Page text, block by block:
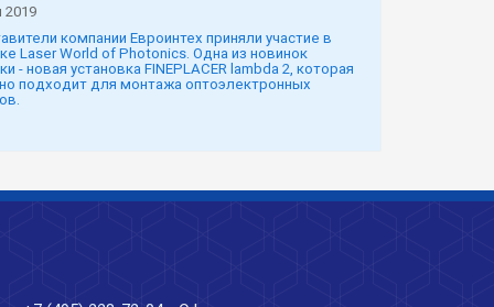
2019
компании Евроинтех приняли участие в
Laser World of Photonics. Одна из новинок
- новая установка FINEPLACER lambda 2, которая
подходит для монтажа оптоэлектронных